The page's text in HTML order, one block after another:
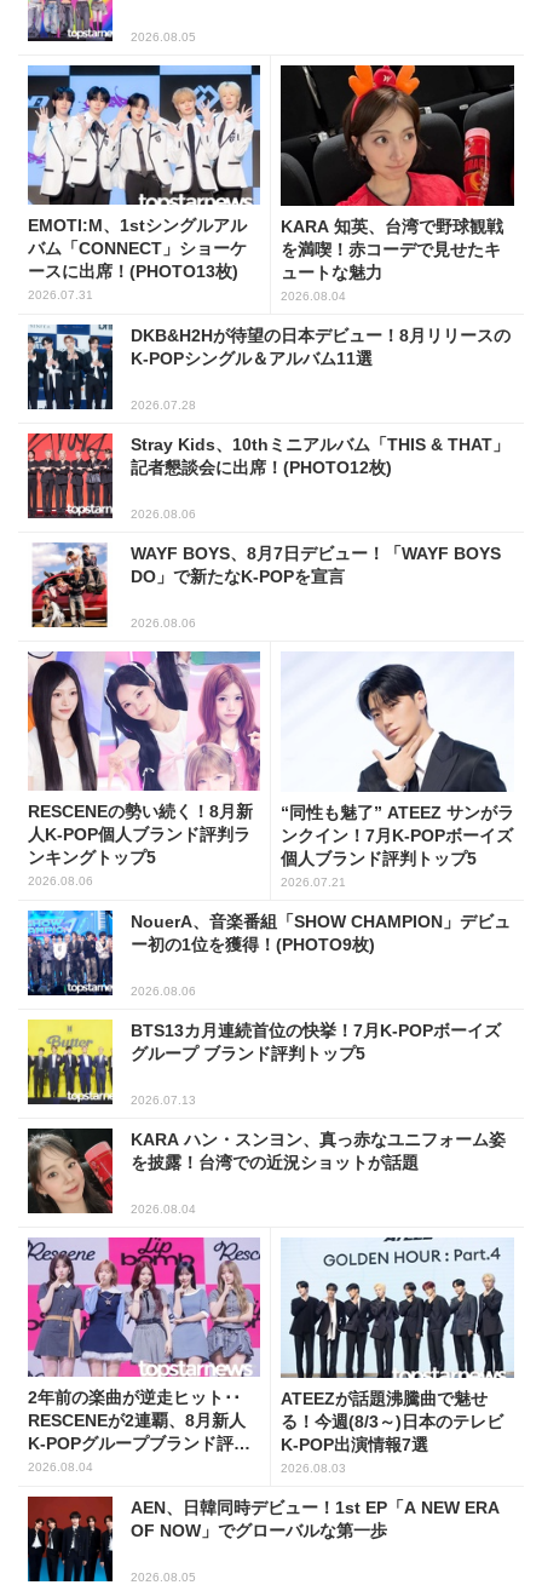
2026.08.05
EMOTI:M、1stシングルアル
バム「CONNECT」ショーケ
ースに出席！(PHOTO13枚)
2026.07.31
KARA 知英、台湾で野球観戦
を満喫！赤コーデで見せたキ
ュートな魅力
2026.08.04
DKB&H2Hが待望の日本デビュー！8月リリースの
K-POPシングル＆アルバム11選
2026.07.28
Stray Kids、10thミニアルバム「THIS & THAT」
記者懇談会に出席！(PHOTO12枚)
2026.08.06
WAYF BOYS、8月7日デビュー！「WAYF BOYS
DO」で新たなK-POPを宣言
2026.08.06
RESCENEの勢い続く！8月新
人K-POP個人ブランド評判ラ
ンキングトップ5
2026.08.06
“同性も魅了” ATEEZ サンがラ
ンクイン！7月K-POPボーイズ
個人ブランド評判トップ5
2026.07.21
NouerA、音楽番組「SHOW CHAMPION」デビュ
ー初の1位を獲得！(PHOTO9枚)
2026.08.06
BTS13カ月連続首位の快挙！7月K-POPボーイズ
グループ ブランド評判トップ5
2026.07.13
KARA ハン・スンヨン、真っ赤なユニフォーム姿
を披露！台湾での近況ショットが話題
2026.08.04
2年前の楽曲が逆走ヒット･･
RESCENEが2連覇、8月新人
K-POPグループブランド評判
トップ5
2026.08.04
ATEEZが話題沸騰曲で魅せ
る！今週(8/3～)日本のテレビ
K-POP出演情報7選
2026.08.03
AEN、日韓同時デビュー！1st EP「A NEW ERA
OF NOW」でグローバルな第一歩
2026.08.05